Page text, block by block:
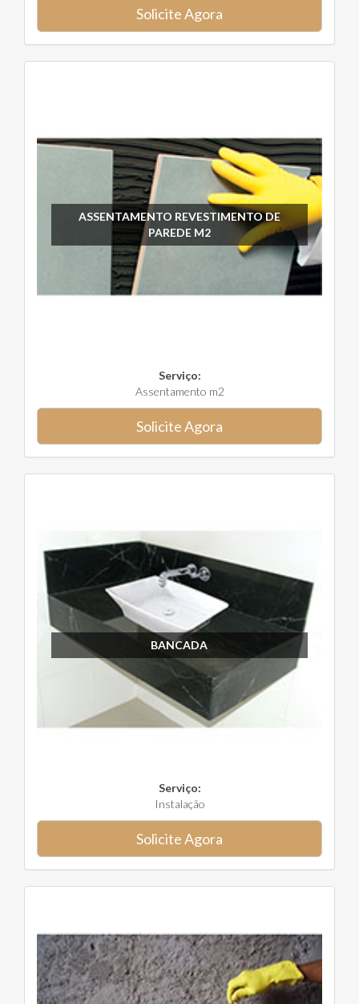
Solicite Agora
ASSENTAMENTO REVESTIMENTO DE
PAREDE M2
Serviço:
Assentamento m2
Solicite Agora
BANCADA
Serviço:
Instalação
Solicite Agora